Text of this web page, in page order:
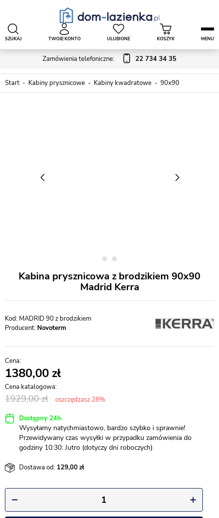
Zamówienia telefoniczne: 22 734 34 35
SZUKAJ TWOJE KONTO ULUBIONE KOSZYK MENU
Start Kabiny prysznicowe Kabiny kwadratowe 90x90
Kabina prysznicowa z brodzikiem 90x90
Madrid Kerra
MADRID 90 z brodzikiem
Producent: Novoterm
1380,00
1929,00 oszczędzasz 28%
Dostępny 24h
Wysyłamy natychmiastowo, bardzo szybko i sprawnie!
Przewidywany czas wysyłki w przypadku zamówienia do
godziny 10:30: Jutro (dotyczy dni roboczych)
Dostawa od: 129,00